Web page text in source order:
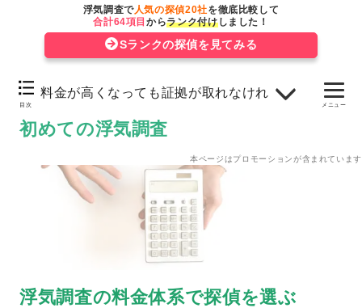
初めての浮気調査
メニュー
本ページはプロモーションが含まれています
浮気調査の料金体系で探偵を選ぶ
目次
料金が高くなっても証拠が取れなければお金を払い
浮気する日時・場所の検討がつかない方
浮気調査に長距離の移動や宿泊が発生することがある程
わかっている方
浮気調査に長距離の移動や宿泊が発生しないことがわか
ている方
料金が高くなっても証拠が取れなければお金を払いたく
い方
ひとまず浮気調査がどんなものか試してみたい方
浮気調査で人気の探偵20社を徹底比較して
合計64項目からランク付けしました！
Sランクの探偵を見てみる